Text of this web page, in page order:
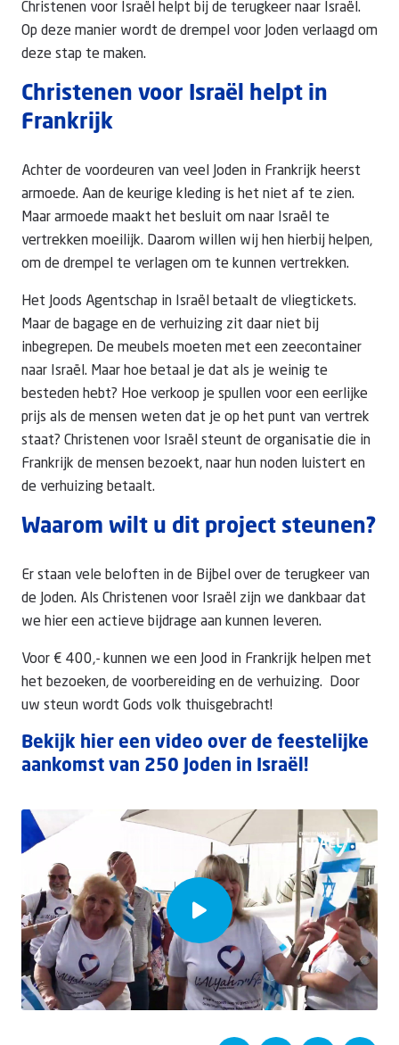
Christenen voor Israël helpt bij de terugkeer naar Israël.
Op deze manier wordt de drempel voor Joden verlaagd om
deze stap te maken.
Christenen voor Israël helpt in
Frankrijk
Achter de voordeuren van veel Joden in Frankrijk heerst
armoede. Aan de keurige kleding is het niet af te zien.
Maar armoede maakt het besluit om naar Israël te
vertrekken moeilijk. Daarom willen wij hen hierbij helpen,
om de drempel te verlagen om te kunnen vertrekken.
Het Joods Agentschap in Israël betaalt de vliegtickets.
Maar de bagage en de verhuizing zit daar niet bij
inbegrepen. De meubels moeten met een zeecontainer
naar Israël. Maar hoe betaal je dat als je weinig te
besteden hebt? Hoe verkoop je spullen voor een eerlijke
prijs als de mensen weten dat je op het punt van vertrek
staat? Christenen voor Israël steunt de organisatie die in
Frankrijk de mensen bezoekt, naar hun noden luistert en
de verhuizing betaalt.
Waarom wilt u dit project steunen?
Er staan vele beloften in de Bijbel over de terugkeer van
de Joden. Als Christenen voor Israël zijn we dankbaar dat
we hier een actieve bijdrage aan kunnen leveren.
Voor € 400,- kunnen we een Jood in Frankrijk helpen met
het bezoeken, de voorbereiding en de verhuizing. Door
uw steun wordt Gods volk thuisgebracht!
Bekijk hier een video over de feestelijke
aankomst van 250 Joden in Israël!